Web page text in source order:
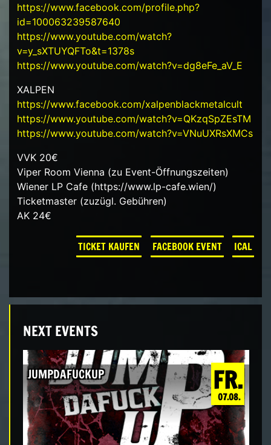
https://www.facebook.com/profile.php?
id=100063239587640
https://www.youtube.com/watch?
v=y_sXTUYQFTo&t=1378s
https://www.youtube.com/watch?v=dg8eFe_aV_E
XALPEN
https://www.facebook.com/xalpenblackmetalcult
https://www.youtube.com/watch?v=QKzqSpZEsTM
https://www.youtube.com/watch?v=VNuUXRsXMCs
VVK 20€
Viper Room Vienna (zu Event-Öffnungszeiten)
Wiener LP Cafe (https://www.lp-cafe.wien/)
Ticketmaster (zuzügl. Gebühren)
AK 24€
TICKET KAUFEN FACEBOOK EVENT ICAL
NEXT EVENTS
FR.
07.08.
JUMPDAFUCKUP